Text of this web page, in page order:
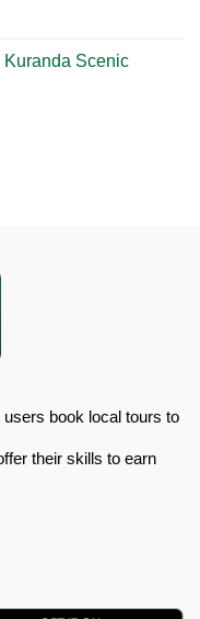
Scenic
book local tours to
their skills to earn